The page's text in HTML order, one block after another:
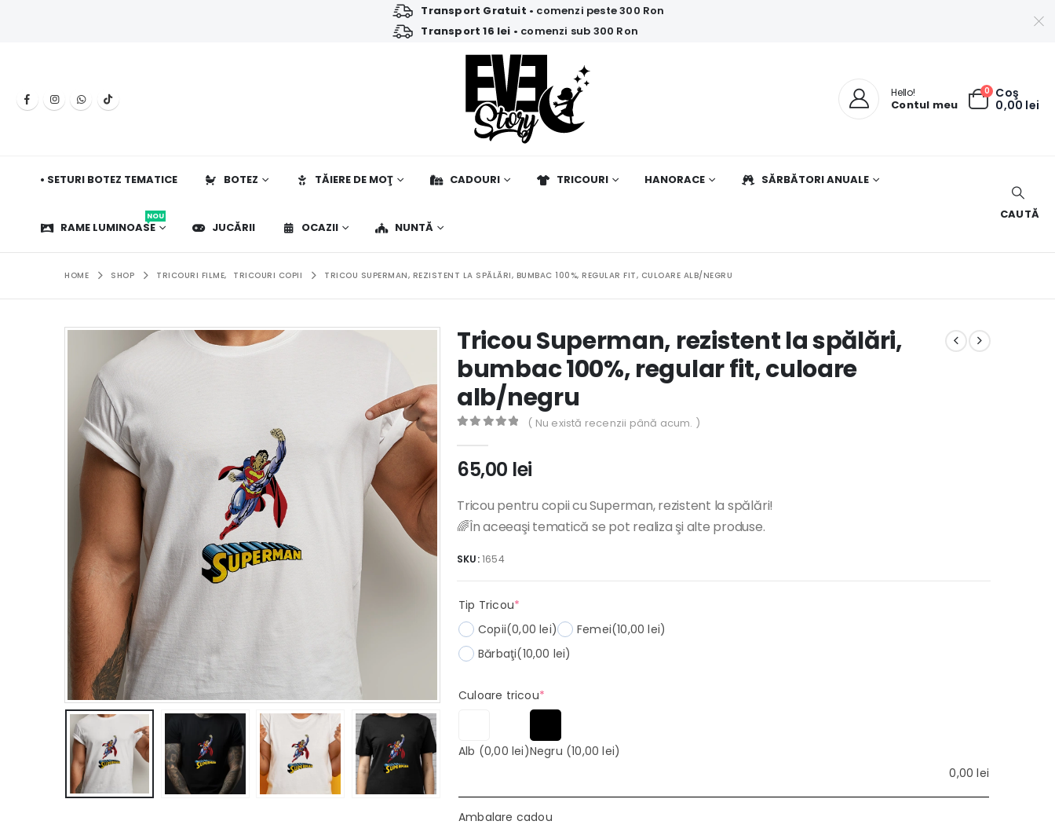
Transport Gratuit • comenzi peste 300 Ron
Transport 16 lei • comenzi sub 300 Ron
Hello!
Contul meu
0 Coş
0,00 lei
• SETURI BOTEZ TEMATICE BOTEZ TĂIERE DE MOŢ CADOURI TRICOURI HANORACE SĂRBĂTORI ANUALE
RAME LUMINOASE
NOU
JUCĂRII OCAZII NUNTĂ
CAUTĂ
HOME SHOP TRICOURI FILME, TRICOURI COPII TRICOU SUPERMAN, REZISTENT LA SPĂLĂRI, BUMBAC 100%, REGULAR FIT, CULOARE ALB/NEGRU
Tricou Superman, rezistent la spălări,
bumbac 100%, regular fit, culoare
alb/negru
( Nu există recenzii până acum. )
65,00 lei
Tricou pentru copii cu Superman, rezistent la spălări!
🌈În aceeaşi tematică se pot realiza şi alte produse.
SKU:1654
Tip Tricou*
Copii(0,00 lei) Femei(10,00 lei)
Bărbaţi(10,00 lei)
Culoare tricou*(required)
Alb (0,00 lei)Negru (10,00 lei)
0,00lei
Ambalare cadou